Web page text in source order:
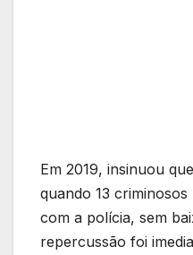
Em 2019, insinuou
quando 13
com a polícia, sem
repercussão foi